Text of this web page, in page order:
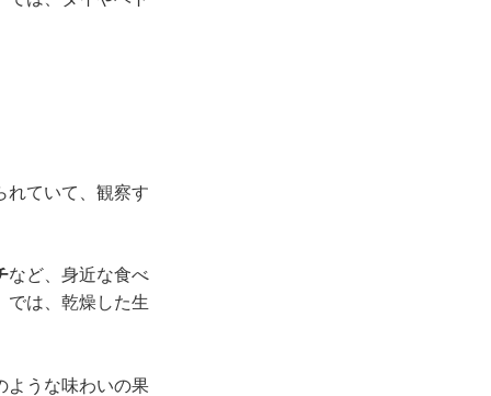
れていて、観察す
など、身近な食べ
では、乾燥した生
ような味わいの果